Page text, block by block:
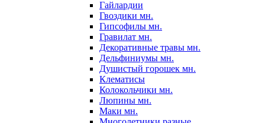
Гайлардии
Гвоздики мн.
Гипсофилы мн.
Гравилат мн.
Декоративные травы мн.
Дельфиниумы мн.
Душистый горошек мн.
Клематисы
Колокольчики мн.
Люпины мн.
Маки мн.